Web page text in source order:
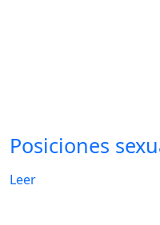
Posiciones
Leer